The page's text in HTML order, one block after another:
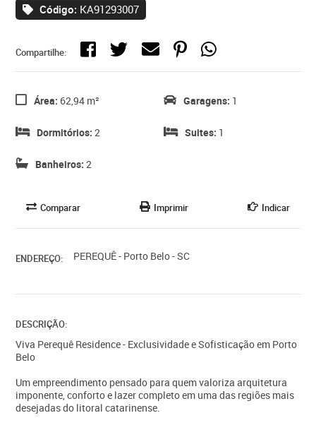
Código: KA91293007
Compartilhe:
Área: 62,94 m²
Dormitórios: 2
Banheiros: 2
Garagens: 1
Suites: 1
Comparar Imprimir Indicar
ENDEREÇO: PEREQUÊ - Porto Belo - SC
DESCRIÇÃO:
Viva Perequê Residence - Exclusividade e Sofisticação em Porto
Belo
Um empreendimento pensado para quem valoriza arquitetura
imponente, conforto e lazer completo em uma das regiões mais
desejadas do litoral catarinense.